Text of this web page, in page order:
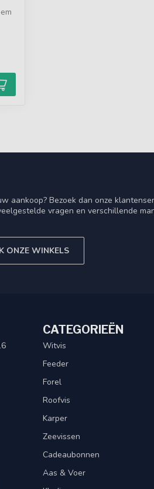
aankoop? Bezoek dan onze
vragen en verschillende
ONZE WINKELS
CATEGORIEËN
Witvis
Feeder
Forel
Roofvis
Karper
Zeevissen
Cadeaubonnen
Aas & Voer